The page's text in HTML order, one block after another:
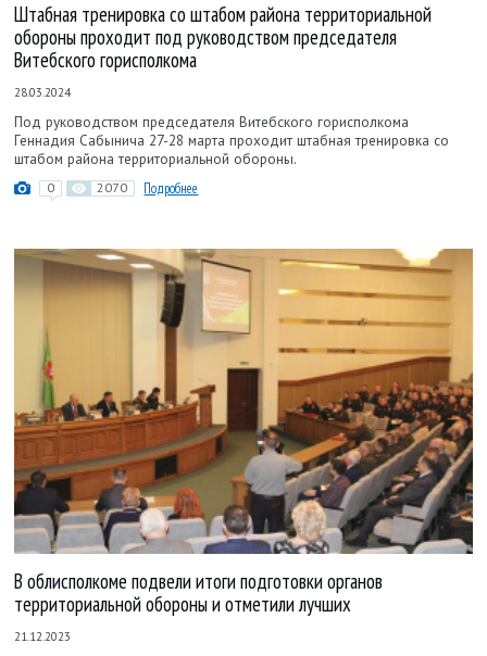
Штабная тренировка со штабом района территориальной
обороны проходит под руководством председателя
Витебского горисполкома
28.03.2024
Под руководством председателя Витебского горисполкома
Геннадия Сабынича 27-28 марта проходит штабная тренировка со
штабом района территориальной обороны.
0 2070 Подробнее
В облисполкоме подвели итоги подготовки органов
территориальной обороны и отметили лучших
21.12.2023